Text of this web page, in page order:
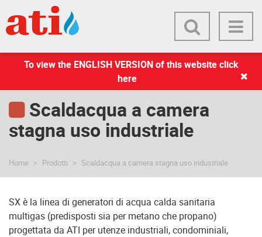
To view the ENGLISH VERSION of this website click
here
Scaldacqua a camera
stagna uso industriale
Home Prodotti Scaldacqua a camera stagna uso industriale
SX è la linea di generatori di acqua calda sanitaria
multigas (predisposti sia per metano che propano)
progettata da ATI per utenze industriali, condominiali,